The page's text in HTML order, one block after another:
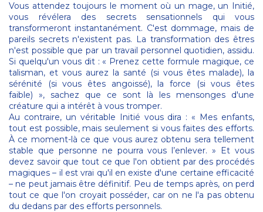
Vous attendez toujours le moment où un mage, un Initié,
vous révélera des secrets sensationnels qui vous
transformeront instantanément. C'est dommage, mais de
pareils secrets n'existent pas. La transformation des êtres
n'est possible que par un travail personnel quotidien, assidu.
Si quelqu'un vous dit : « Prenez cette formule magique, ce
talisman, et vous aurez la santé (si vous êtes malade), la
sérénité (si vous êtes angoissé), la force (si vous êtes
faible) », sachez que ce sont là les mensonges d'une
créature qui a intérêt à vous tromper.
Au contraire, un véritable Initié vous dira : « Mes enfants,
tout est possible, mais seulement si vous faites des efforts.
À ce moment-là ce que vous aurez obtenu sera tellement
stable que personne ne pourra vous l’enlever. » Et vous
devez savoir que tout ce que l'on obtient par des procédés
magiques – il est vrai qu'il en existe d'une certaine efficacité
– ne peut jamais être définitif. Peu de temps après, on perd
tout ce que l'on croyait posséder, car on ne l'a pas obtenu
du dedans par des efforts personnels.